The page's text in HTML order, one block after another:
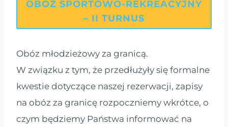
OBÓZ SPORTOWO-REKREACYJNY
– II TURNUS
Obóz młodzieżowy za granicą.
W związku z tym, że przedłużyły się formalne
kwestie dotyczące naszej rezerwacji, zapisy
na obóz za granicę rozpoczniemy wkrótce, o
czym będziemy Państwa informować na